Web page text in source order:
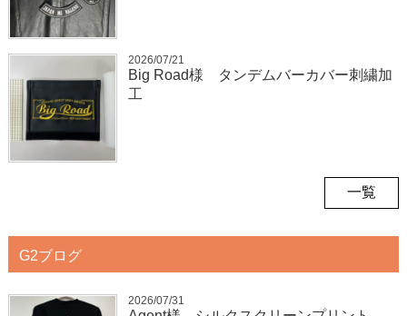
2026/07/21
Big Road様 タンデムバーカバー刺繍加
工
一覧
G2ブログ
2026/07/31